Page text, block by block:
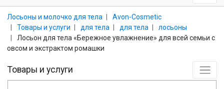
Лосьоны и молочко для тела
Avon-Cosmetic
Товары и услуги
для тела для тела
лосьоны
Лосьон для тела «Бережное увлажнение» для всей семьи с
овсом и экстрактом ромашки
Товары и услуги